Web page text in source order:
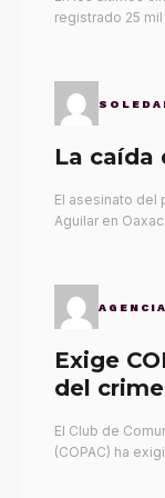
registrado 25
La caída
El asesinato del
Aguilar en
Exige
del
El Club de
(COPAC) ha